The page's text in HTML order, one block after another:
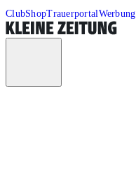
ClubShopTrauerportalWerbung